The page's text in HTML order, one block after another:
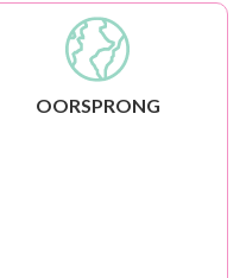
OORSPRONG